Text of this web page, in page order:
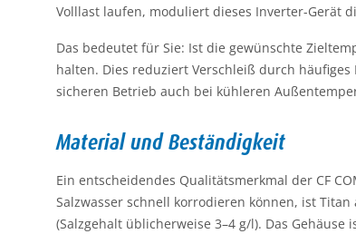
Volllast laufen, moduliert dieses Inverter-Gerät
Das bedeutet für Sie: Ist die gewünschte
halten. Dies reduziert Verschleiß durch
sicheren Betrieb auch bei kühleren
Material und Beständigkeit
Ein entscheidendes Qualitätsmerkmal der CF
Salzwasser schnell korrodieren können, ist
(Salzgehalt üblicherweise 3–4 g/l). Das